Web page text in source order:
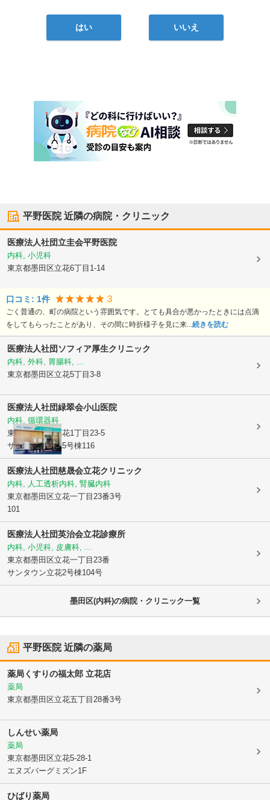
はい いいえ
平野医院近隣の病院・クリニック
医療法人社団立圭会平野医院
内科, 小児科
東京都墨田区立花6丁目1-14
口コミ: 1件 3
ごく普通の、町の病院という雰囲気です。とても具合が悪かったときには点滴
をしてもらったことがあり、その間に時折様子を見に来... 続きを読む
医療法人社団ソフィア厚生クリニック
内科, 外科, 胃腸科, ...
東京都墨田区立花5丁目3-8
医療法人社団緑翠会小山医院
内科, 循環器科
東京都墨田区立花1丁目23-5
サンタウン立花5号棟116
医療法人社団慈晟会立花クリニック
内科, 人工透析内科, 腎臓内科
東京都墨田区立花一丁目23番3号
101
医療法人社団英治会立花診療所
内科, 小児科, 皮膚科, ...
東京都墨田区立花一丁目23番
サンタウン立花2号棟104号
墨田区(内科)の病院・クリニック一覧
平野医院近隣の薬局
薬局くすりの福太郎 立花店
薬局
東京都墨田区立花五丁目28番3号
しんせい薬局
薬局
東京都墨田区立花5-28-1
エヌズバーグミズン1F
ひばり薬局